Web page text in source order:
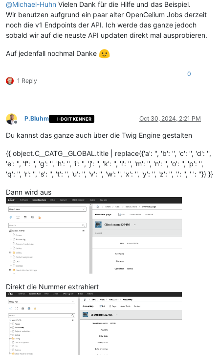
"data": {
"inventory_no": inventorynumber,
        }
    },
"id" : "1730579620" ,
} %}
@Michael-Huhn Vielen Dank für die Hilfe und das Beispiel.
Wir benutzen aufgrund ein paar alter OpenCelium Jobs derzeit
noch die v1 Endpoints der API. Ich werde das ganze jedoch
sobald wir auf die neuste API updaten direkt mal ausprobieren.
Auf jedenfall nochmal Danke
1 Reply
0
Offline
P.Bluhm I-DOIT KENNER Oct 30, 2024, 2:21 PM
Du kannst das ganze auch über die Twig Engine gestalten
{{ object.C__CATG__GLOBAL.title | replace({'a': '', 'b': '', 'c': '', 'd': '',
'e': '', 'f': '', 'g': '', 'h': '', 'i': '', 'j': '', 'k': '', 'l': '', 'm': '', 'n': '', 'o': '', 'p': '',
'q': '', 'r': '', 's': '', 't': '', 'u': '', 'v': '', 'w': '', 'x': '', 'y': '', 'z': '', '.': '', ' ': ''}) }}
Dann wird aus
Direkt die Nummer extrahiert